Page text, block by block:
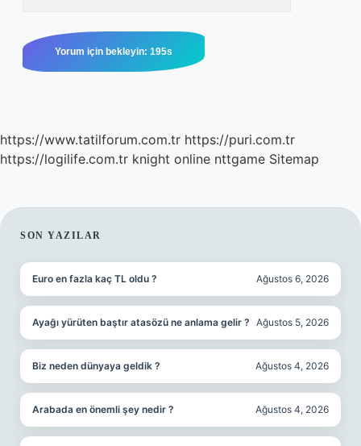
https://www.tatilforum.com.tr https://puri.com.tr
https://logilife.com.tr knight online nttgame Sitemap
SIDEBAR
SON YAZILAR
Euro en fazla kaç TL oldu ? Ağustos 6, 2026
Ayağı yürüten baştır atasözü ne anlama gelir ? Ağustos 5, 2026
Biz neden dünyaya geldik ? Ağustos 4, 2026
Arabada en önemli şey nedir ? Ağustos 4, 2026